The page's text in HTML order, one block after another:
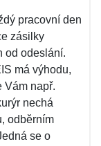
pracovní den
zásilky
od odeslání.
má výhodu,
Vám např.
nechá
odběrním
se o